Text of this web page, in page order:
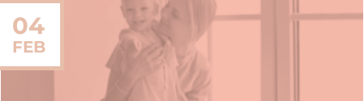
04
FEB